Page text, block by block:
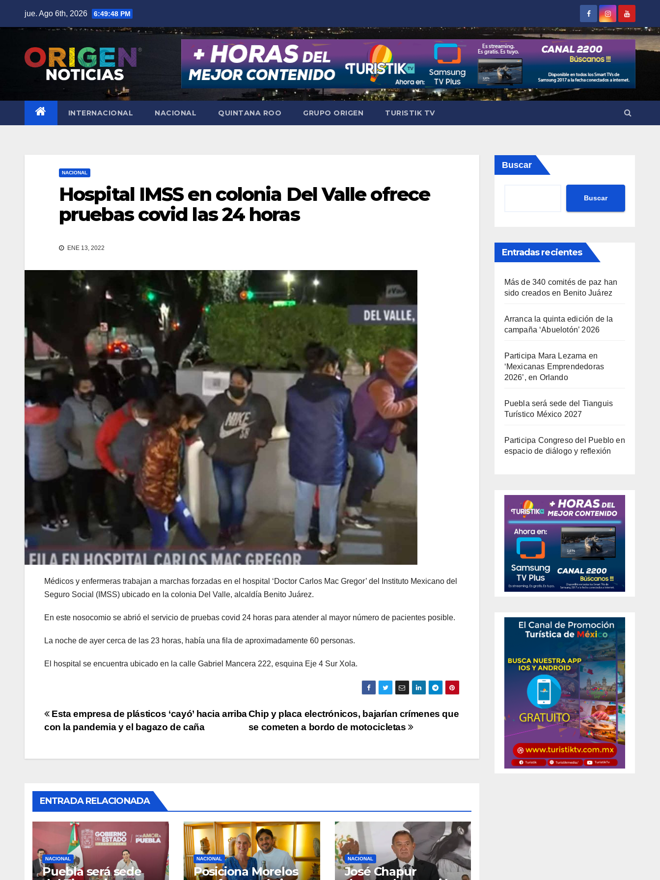
jue. Ago 6th, 2026 6:49:49 PM
INTERNACIONAL NACIONAL QUINTANA ROO GRUPO ORIGEN TURISTIK TV
NACIONAL
Hospital IMSS en colonia Del Valle ofrece
pruebas covid las 24 horas
ENE 13, 2022
Médicos y enfermeras trabajan a marchas forzadas en el hospital ‘Doctor Carlos Mac Gregor’ del Instituto Mexicano del
Seguro Social (IMSS) ubicado en la colonia Del Valle, alcaldía Benito Juárez.
En este nosocomio se abrió el servicio de pruebas covid 24 horas para atender al mayor número de pacientes posible.
La noche de ayer cerca de las 23 horas, había una fila de aproximadamente 60 personas.
El hospital se encuentra ubicado en la calle Gabriel Mancera 222, esquina Eje 4 Sur Xola.
Navegación
entradas
Chip y placa electrónicos, bajarían crímenes que
se cometen a bordo de motocicletas
Esta empresa de plásticos ‘cayó’ hacia arriba
con la pandemia y el bagazo de caña
ENTRADA RELACIONADA
NACIONAL
Puebla será sede
NACIONAL
Posiciona Morelos
NACIONAL
José Chapur
Buscar
Buscar
Entradas recientes
Más de 340 comités de paz han
sido creados en Benito Juárez
Arranca la quinta edición de la
campaña ‘Abuelotón’ 2026
Participa Mara Lezama en
‘Mexicanas Emprendedoras
2026’, en Orlando
Puebla será sede del Tianguis
Turístico México 2027
Participa Congreso del Pueblo en
espacio de diálogo y reflexión